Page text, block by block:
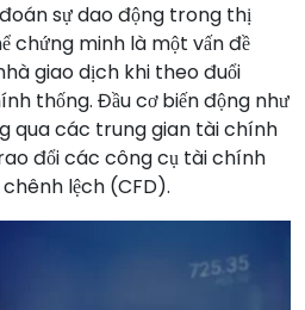
sự dao động trong thị
chứng minh là một vấn đề
giao dịch khi theo đuổi
thống. Đầu cơ biến động như
qua các trung gian tài chính
đổi các công cụ tài chính
lệch (CFD).